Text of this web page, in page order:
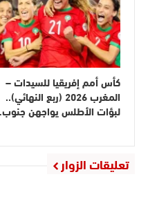
كأس أمم إفريقيا للسيدات –
المغرب 2026 (ربع النهائي)..
لبؤات الأطلس يواجهن
تعليقات الزوار